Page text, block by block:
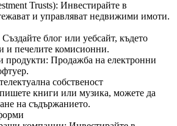
Trusts): Инвестирайте в
и управляват недвижими имоти.
блог или уебсайт, където
и печелите комисионни.
продукти: Продажба на електронни
собственост
книги или музика, можете да
на съдържанието.